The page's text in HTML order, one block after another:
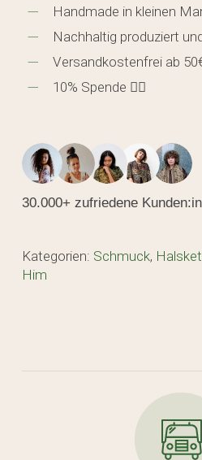
Handmade in kleinen
Nachhaltig produziert
Versandkostenfrei ab
10% Spende 🖐🏼
30.000+ zufriedene
Kategorien: Schmuck,
Him